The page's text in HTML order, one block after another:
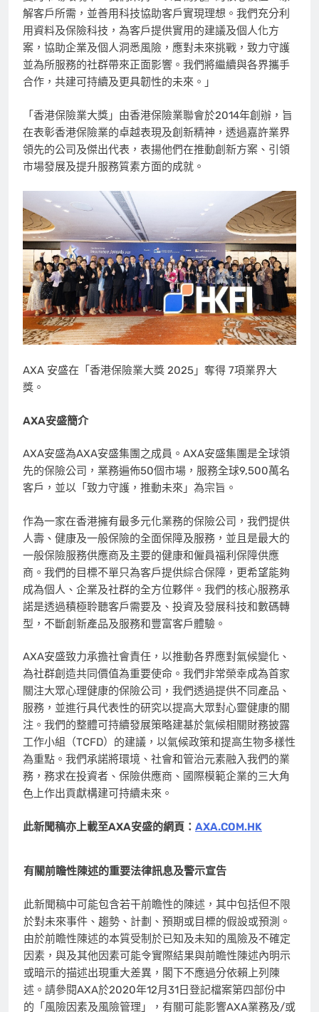
解客戶所需，並善用科技協助客戶實現理想。我們充分利
用資料及保險科技，為客戶提供實用的建議及個人化方
案，協助企業及個人洞悉風險，應對未來挑戰，致力守護
並為所服務的社群帶來正面影響。我們將繼續與各界攜手
合作，共建可持續及更具韌性的未來。」
「香港保險業大獎」由香港保險業聯會於2014年創辦，旨
在表彰香港保險業的卓越表現及創新精神，透過嘉許業界
領先的公司及傑出代表，表揚他們在推動創新方案、引領
市場發展及提升服務質素方面的成就。
AXA 安盛在「香港保險業大獎 2025」奪得 7項業界大
獎。
AXA安盛簡介
AXA安盛為AXA安盛集團之成員。AXA安盛集團是全球領
先的保險公司，業務遍佈50個市場，服務全球9,500萬名
客戶，並以「致力守護，推動未來」為宗旨。
作為一家在香港擁有最多元化業務的保險公司，我們提供
人壽、健康及一般保險的全面保障及服務，並且是最大的
一般保險服務供應商及主要的健康和僱員福利保障供應
商。我們的目標不單只為客戶提供綜合保障，更希望能夠
成為個人、企業及社群的全方位夥伴。我們的核心服務承
諾是透過積極聆聽客戶需要及、投資及發展科技和數碼轉
型，不斷創新產品及服務和豐富客戶體驗。
AXA安盛致力承擔社會責任，以推動各界應對氣候變化、
為社群創造共同價值為重要使命。我們非常榮幸成為首家
關注大眾心理健康的保險公司，我們透過提供不同產品、
服務，並進行具代表性的研究以提高大眾對心靈健康的關
注。我們的整體可持續發展策略建基於氣候相關財務披露
工作小組（TCFD）的建議，以氣候政策和提高生物多樣性
為重點。我們承諾將環境、社會和管治元素融入我們的業
務，務求在投資者、保險供應商、國際模範企業的三大角
色上作出貢獻構建可持續未來。
此新聞稿亦上載至AXA安盛的網頁： AXA.COM.HK
有關前瞻性陳述的重要法律訊息及警示宣告
此新聞稿中可能包含若干前瞻性的陳述，其中包括但不限
於對未來事件、趨勢、計劃、預期或目標的假設或預測。
由於前瞻性陳述的本質受制於已知及未知的風險及不確定
因素，與及其他因素可能令實際結果與前瞻性陳述內明示
或暗示的描述出現重大差異，閣下不應過分依賴上列陳
述。請參閱AXA於2020年12月31日登記檔案第四部份中
的「風險因素及風險管理」，有關可能影響AXA業務及/或